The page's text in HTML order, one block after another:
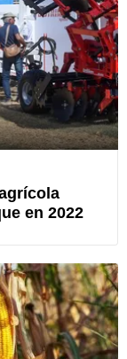
en 2022